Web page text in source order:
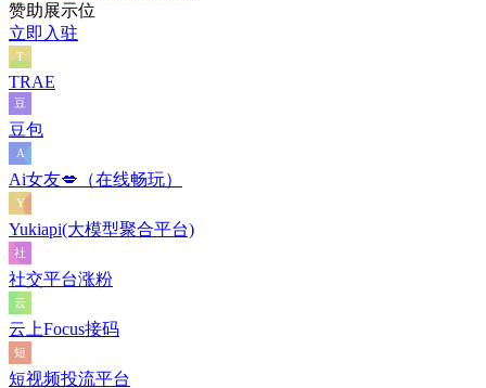
赞助展示位
立即入驻
TRAE
豆包
Ai女友💋（在线畅玩）
Yukiapi(大模型聚合平台)
社交平台涨粉
云上Focus接码
短视频投流平台